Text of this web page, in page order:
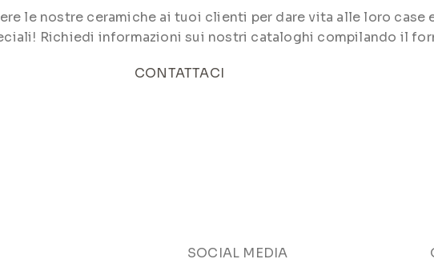
le nostre ceramiche ai tuoi clienti per dare vita alle loro
Richiedi informazioni sui nostri cataloghi compilando il
CONTATTACI
SOCIAL MEDIA